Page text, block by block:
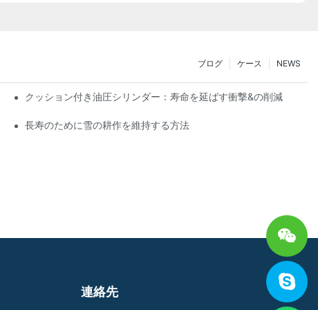
NEWS
ケース
ブログ
クッション付き油圧シリンダー：寿命を延ばす衝撃&の削減
長寿のために雪の耕作を維持する方法
連絡先